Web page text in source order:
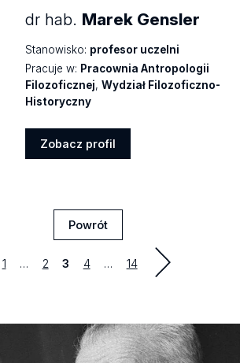
dr hab. Marek Gensler
Stanowisko: profesor uczelni
Pracuje w: Pracownia Antropologii
Filozoficznej,Wydział Filozoficzno-
Historyczny
Zobacz profil
Powrót
poprzedni
Strona
1first… Strona
2 3 Strona
4 … Strona
14last